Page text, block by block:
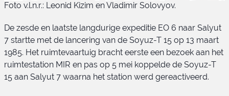
Foto v.l.n.r.: Leonid Kizim en Vladimir Solovyov.
De zesde en laatste langdurige expeditie EO 6 naar Salyut
7 startte met de lancering van de Soyuz-T 15 op 13 maart
1985. Het ruimtevaartuig bracht eerste een bezoek aan het
ruimtestation MIR en pas op 5 mei koppelde de Soyuz-T
15 aan Salyut 7 waarna het station werd gereactiveerd.